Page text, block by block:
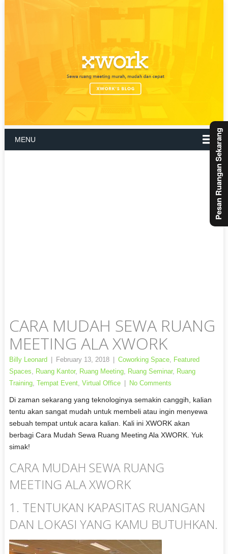
MENU
CARA MUDAH SEWA RUANG
MEETING ALA XWORK
Billy Leonard February 13, 2018 Coworking Space, Featured
Spaces, Ruang Kantor, Ruang Meeting, Ruang Seminar, Ruang
Training, Tempat Event, Virtual Office No Comments
Di zaman sekarang yang teknologinya semakin canggih, kalian
tentu akan sangat mudah untuk membeli atau ingin menyewa
sebuah tempat untuk acara kalian. Kali ini XWORK akan
berbagi Cara Mudah Sewa Ruang Meeting Ala XWORK. Yuk
simak!
CARA MUDAH SEWA RUANG
MEETING ALA XWORK
1. TENTUKAN KAPASITAS RUANGAN
DAN LOKASI YANG KAMU BUTUHKAN.
Pesan Ruangan Sekarang